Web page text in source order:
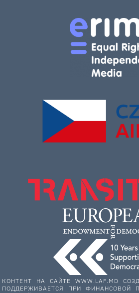
КОНТЕНТ НА САЙТЕ WWW.LAF.MD
ПОДДЕРЖИВАЕТСЯ ПРИ ФИНАНСОВОЙ